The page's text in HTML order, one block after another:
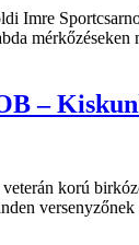
Imre
–
veterán korú